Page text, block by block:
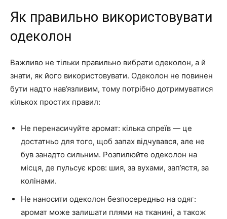
Як правильно використовувати
одеколон
Важливо не тільки правильно вибрати одеколон, а й
знати, як його використовувати. Одеколон не повинен
бути надто нав’язливим, тому потрібно дотримуватися
кількох простих правил:
Не перенасичуйте аромат: кілька спреїв — це
достатньо для того, щоб запах відчувався, але не
був занадто сильним. Розпилюйте одеколон на
місця, де пульсує кров: шия, за вухами, зап’ястя, за
колінами.
Не наносити одеколон безпосередньо на одяг:
аромат може залишати плями на тканині, а також